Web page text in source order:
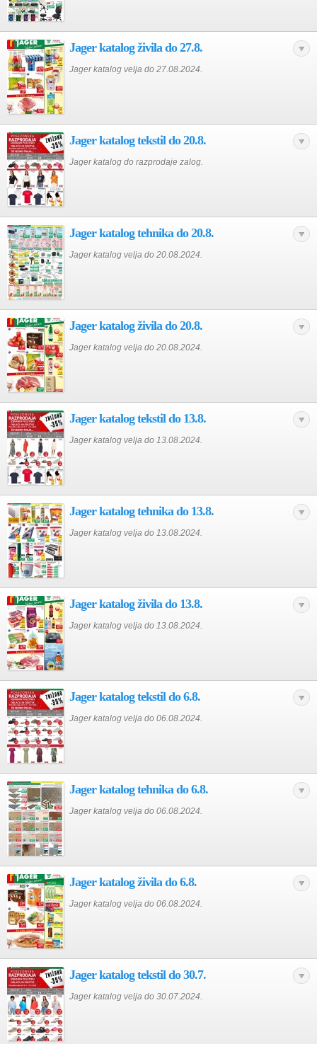
Jager katalog živila do 27.8.
Jager katalog velja do 27.08.2024.
Jager katalog tekstil do 20.8.
Jager katalog do razprodaje zalog.
Jager katalog tehnika do 20.8.
Jager katalog velja do 20.08.2024.
Jager katalog živila do 20.8.
Jager katalog velja do 20.08.2024.
Jager katalog tekstil do 13.8.
Jager katalog velja do 13.08.2024.
Jager katalog tehnika do 13.8.
Jager katalog velja do 13.08.2024.
Jager katalog živila do 13.8.
Jager katalog velja do 13.08.2024.
Jager katalog tekstil do 6.8.
Jager katalog velja do 06.08.2024.
Jager katalog tehnika do 6.8.
Jager katalog velja do 06.08.2024.
Jager katalog živila do 6.8.
Jager katalog velja do 06.08.2024.
Jager katalog tekstil do 30.7.
Jager katalog velja do 30.07.2024.